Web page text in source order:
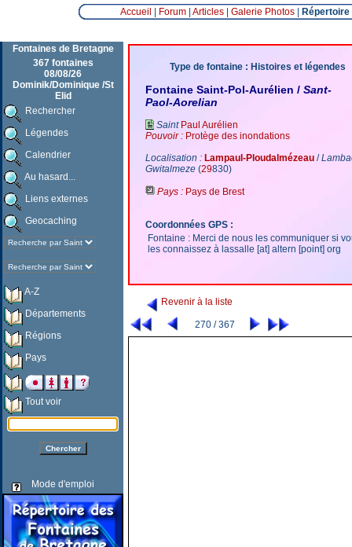
Accueil Forum| Articles| Galerie Photos|
Fontaines de Bretagne
367 fontaines
08/08/26
Dominik/Dominique /St
Elid
Rechercher
Légendes
Calendrier
Au hasard...
Liens externes
Geocaching
A-Z
Départements
Régions
Pays
Tout voir
Mode d'emploi
Type de fontaine : Histoires et légendes
Fontaine Saint-Pol-Aurélien / Sant-
Paol-Aorelian
Saint Paul Aurélien
Pouvoir : Protège des inondations
Localisation : Lampaul-Ploudalmézeau /
Gwitalmeze (29830)
Pays : Pays de Brest
Coordonnées GPS :
Fontaine : Merci de nous les communiquer si
les connaissez à lassalle [at] altern [point] org
Revenir à la liste
270 / 367